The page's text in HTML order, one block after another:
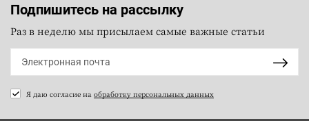
Подпишитесь на рассылку
Раз в неделю мы присылаем самые важные статьи
Я даю согласие на обработку персональных данных